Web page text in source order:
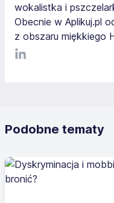
wokalistka i
Obecnie w Aplikuj.pl
z obszaru miękkiego
LinkediIn
Podobne tematy